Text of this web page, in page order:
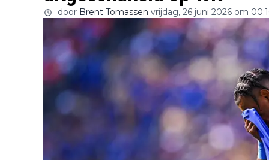
door Brent Tomassen vrijdag, 26 juni 2026 om